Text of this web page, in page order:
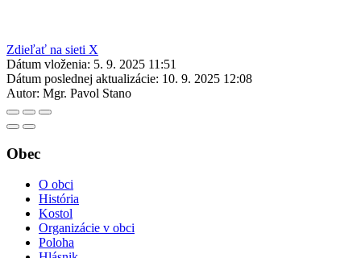
Zdieľať na sieti X
Dátum vloženia: 5. 9. 2025 11:51
Dátum poslednej aktualizácie: 10. 9. 2025 12:08
Autor: Mgr. Pavol Stano
Obec
O obci
História
Kostol
Organizácie v obci
Poloha